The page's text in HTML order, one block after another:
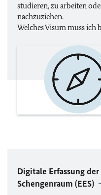
studieren, zu arbeiten
nachzuziehen.
Welches Visum muss ich
Digitale Erfassung
Schengenraum (EES)